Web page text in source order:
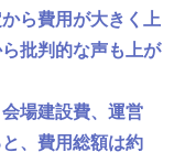
ら費用が大きく上
批判的な声も上が
場建設費、運営
、費用総額は約